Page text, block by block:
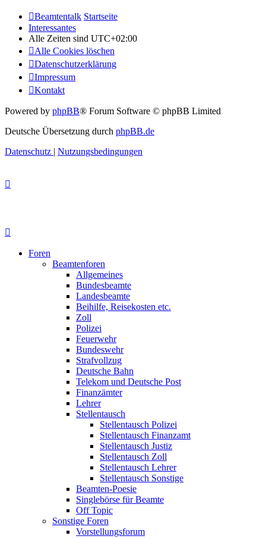
Beamtentalk Startseite
Interessantes
Alle Zeiten sind UTC+02:00
Alle Cookies löschen
Datenschutzerklärung
Impressum
Kontakt
Powered by phpBB® Forum Software © phpBB Limited
Deutsche Übersetzung durch phpBB.de
Datenschutz | Nutzungsbedingungen
Foren
Beamtenforen
Allgemeines
Bundesbeamte
Landesbeamte
Beihilfe, Reisekosten etc.
Zoll
Polizei
Feuerwehr
Bundeswehr
Strafvollzug
Deutsche Bahn
Telekom und Deutsche Post
Finanzämter
Lehrer
Stellentausch
Stellentausch Polizei
Stellentausch Finanzamt
Stellentausch Justiz
Stellentausch Zoll
Stellentausch Lehrer
Stellentausch Sonstige
Beamten-Poesie
Singlebörse für Beamte
Off Topic
Sonstige Foren
Vorstellungsforum